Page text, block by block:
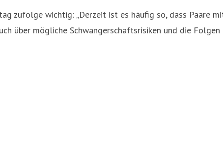
zufolge wichtig: „Derzeit ist es häufig so, dass Paare
über mögliche Schwangerschaftsrisiken und die Folgen